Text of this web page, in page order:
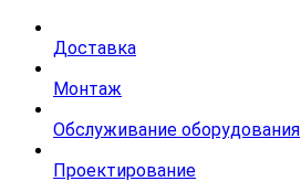
Доставка
Монтаж
Обслуживание оборудования
Проектирование